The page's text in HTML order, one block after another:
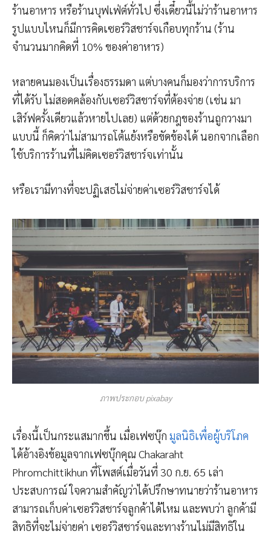
ร้านอาหาร หรือร้านบุฟเฟ่ต์ทั่วไป ซึ่งเดี๋ยวนี้ไม่ว่าร้านอาหาร
รูปแบบไหนก็มีการคิดเซอร์วิสชาร์จเกือบทุกร้าน (ร้าน
จำนวนมากคิดที่ 10% ของค่าอาหาร)
หลายคนมองเป็นเรื่องธรรมดา แต่บางคนก็มองว่าการบริการ
ที่ได้รับ ไม่สอดคล้องกับเซอร์วิสชาร์จที่ต้องจ่าย (เช่น มา
เสิร์ฟครั้งเดียวแล้วหายไปเลย) แต่ด้วยกฎของร้านถูกวางมา
แบบนี้ ก็คิดว่าไม่สามารถโต้แย้งหรือขัดข้องได้ นอกจากเลือก
ใช้บริการร้านที่ไม่คิดเซอร์วิสชาร์จเท่านั้น
หรือเรามีทางที่จะปฏิเสธไม่จ่ายค่าเซอร์วิสชาร์จได้
ภาพประกอบ pixabay
เรื่องนี้เป็นกระแสมากขึ้น เมื่อเฟซบุ๊ก มูลนิธิเพื่อผู้บริโภค
ได้อ้างอิงข้อมูลจากเฟซบุ๊กคุณ Chakaraht
Phromchittikhun ที่โพสต์เมื่อวันที่ 30 ก.ย. 65 เล่า
ประสบการณ์ ใจความสำคัญว่าได้ปรึกษาทนายว่าร้านอาหาร
สามารถเก็บค่าเซอร์วิสชาร์จลูกค้าได้ไหม และพบว่า ลูกค้ามี
สิทธิที่จะไม่จ่ายค่า เซอร์วิสชาร์จและทางร้านไม่มีสิทธิใน